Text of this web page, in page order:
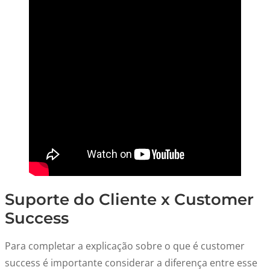
Suporte do Cliente x Customer
Success
Para completar a explicação sobre o que é customer
success é importante considerar a diferença entre esse